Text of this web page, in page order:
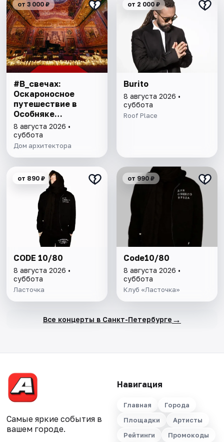
от 3 000 ₽
#В_свечах:
Оскароносное
путешествие в
Особняке
Половцова
8 августа 2026 •
суббота
Дом архитектора
от 2 000 ₽
Burito
8 августа 2026 •
суббота
Roof Place
от 890 ₽
CODE 10/80
8 августа 2026 •
суббота
Ласточка
от 990 ₽
Code10/80
8 августа 2026 •
суббота
Клуб «Ласточка»
Все концерты в Санкт-Петербурге →
Самые яркие события в
вашем городе.
Навигация
Главная
Города
Площадки
Артисты
Рейтинги
Промокоды